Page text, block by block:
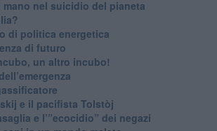
mano nel suicidio del pianeta
di politica energetica
di futuro
un altro incubo!
e il pacifista Tolstòj
e l’”ecocidio” dei negazi